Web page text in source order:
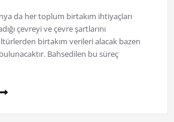
da her toplum birtakım ihtiyaçları
çevreyi ve çevre şartlarını
birtakım verileri alacak bazen
Bahsedilen bu süreç